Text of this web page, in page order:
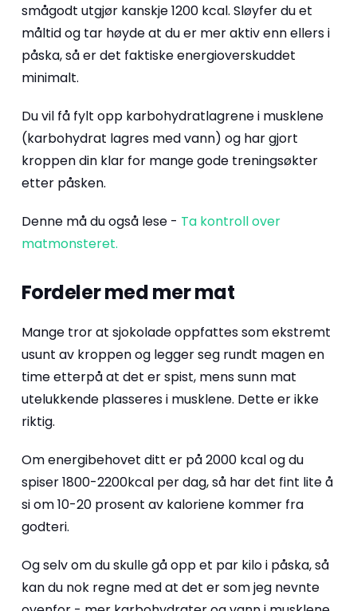
smågodt utgjør kanskje 1200 kcal. Sløyfer du et
måltid og tar høyde at du er mer aktiv enn ellers i
påska, så er det faktiske energioverskuddet
minimalt.
Du vil få fylt opp karbohydratlagrene i musklene
(karbohydrat lagres med vann) og har gjort
kroppen din klar for mange gode treningsøkter
etter påsken.
Denne må du også lese - Ta kontroll over
matmonsteret.
Fordeler med mer mat
Mange tror at sjokolade oppfattes som ekstremt
usunt av kroppen og legger seg rundt magen en
time etterpå at det er spist, mens sunn mat
utelukkende plasseres i musklene. Dette er ikke
riktig.
Om energibehovet ditt er på 2000 kcal og du
spiser 1800-2200kcal per dag, så har det fint lite å
si om 10-20 prosent av kaloriene kommer fra
godteri.
Og selv om du skulle gå opp et par kilo i påska, så
kan du nok regne med at det er som jeg nevnte